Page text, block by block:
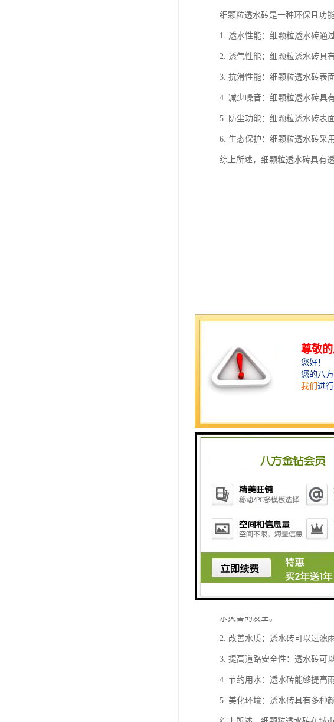
细颗粒透水砖是一种环保且功
1. 透水性能：细颗粒透水砖通
2. 透气性能：细颗粒透水砖具
3. 抗滑性能：细颗粒透水砖表
4. 减少噪音：细颗粒透水砖具
5. 防尘功能：细颗粒透水砖表
6. 生态保护：细颗粒透水砖采
综上所述，细颗粒透水砖具有
细颗粒透水砖是一种特殊的建
1. 透水排水能力：细颗粒透水
水灾害的发生。
2. 改善水质：透水砖可以过滤
3. 提高道路安全性：透水砖可
4. 节约用水：透水砖能够提高
5. 美化环境：透水砖具有多种